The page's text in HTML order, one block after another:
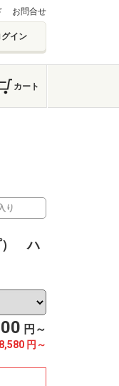
お問合せ
グイン
カート
り
） ハ
円～
円～